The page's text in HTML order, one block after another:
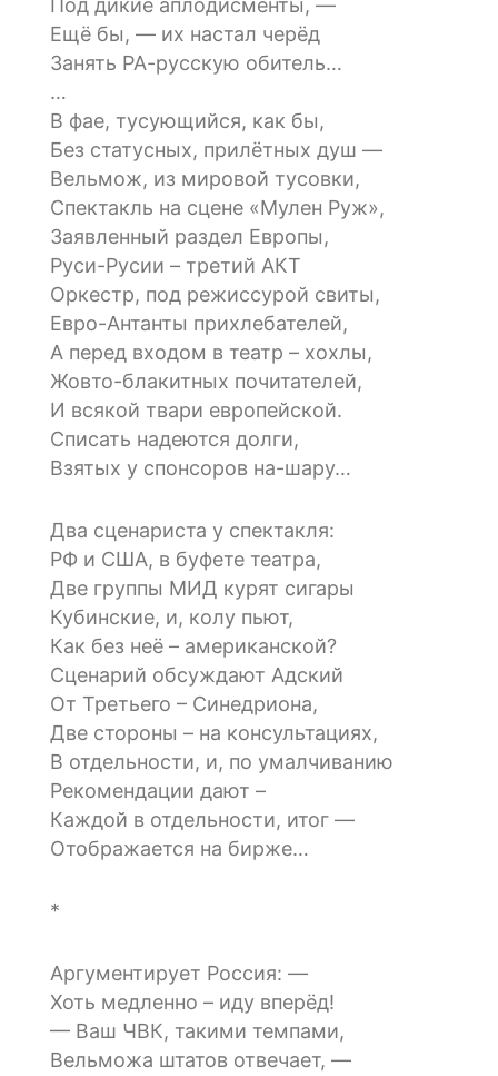
Под дикие аплодисменты, —
Ещё бы, — их настал черёд
Занять РА-русскую обитель…
…
В фае, тусующийся, как бы,
Без статусных, прилётных душ —
Вельмож, из мировой тусовки,
Спектакль на сцене «Мулен Руж»,
Заявленный раздел Европы,
Руси-Русии – третий АКТ
Оркестр, под режиссурой свиты,
Евро-Антанты прихлебателей,
А перед входом в театр – хохлы,
Жовто-блакитных почитателей,
И всякой твари европейской.
Списать надеются долги,
Взятых у спонсоров на-шару…
Два сценариста у спектакля:
РФ и США, в буфете театра,
Две группы МИД курят сигары
Кубинские, и, колу пьют,
Как без неё – американской?
Сценарий обсуждают Адский
От Третьего – Синедриона,
Две стороны – на консультациях,
В отдельности, и, по умалчиванию
Рекомендации дают –
Каждой в отдельности, итог —
Отображается на бирже…
*
Аргументирует Россия: —
Хоть медленно – иду вперёд!
— Ваш ЧВК, такими темпами,
Вельможа штатов отвечает, —